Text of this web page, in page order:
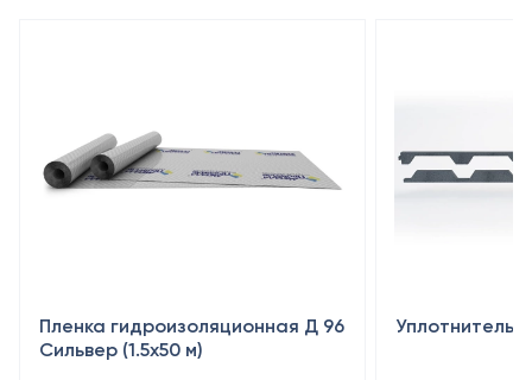
Пленка гидроизоляционная Д 96
Сильвер (1.5х50 м)
Уплотнитель